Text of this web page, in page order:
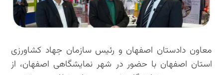
معاون دادستان اصفهان و رئیس سازمان جهاد کشاورزی
استان اصفهان با حضور در شهر نمایشگاهی اصفهان، از